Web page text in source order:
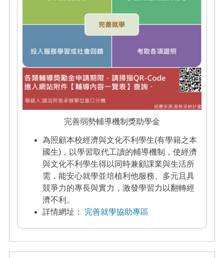
完善弱勢輔導機制獎助學金
為照顧本校經濟與文化不利學生(有學籍之本
國生)，以學習取代工讀的輔導機制，使經濟
與文化不利學生得以同時兼顧課業與生活所
需，能安心就學並培植利他服務、多元且具
競爭力的專長與實力，激發學習力以翻轉經
濟不利。
詳情網址：
完善就學協助專區